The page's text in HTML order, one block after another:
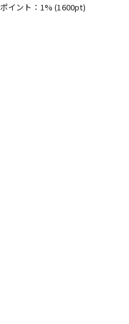
ポイント：1%(1600pt)